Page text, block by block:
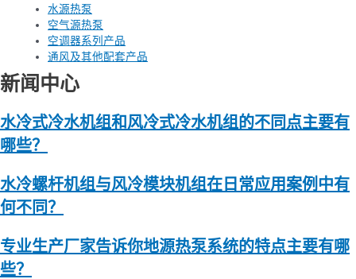
水源热泵
空气源热泵
空调器系列产品
通风及其他配套产品
新闻中心
水冷式冷水机组和风冷式冷水机组的不同点主要有
哪些？
水冷螺杆机组与风冷模块机组在日常应用案例中有
何不同？
专业生产厂家告诉你地源热泵系统的特点主要有哪
些？